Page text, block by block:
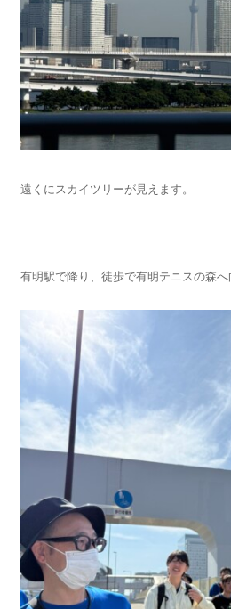
遠くにスカイツリーが見えます。
有明駅で降り、徒歩で有明テニスの森へ